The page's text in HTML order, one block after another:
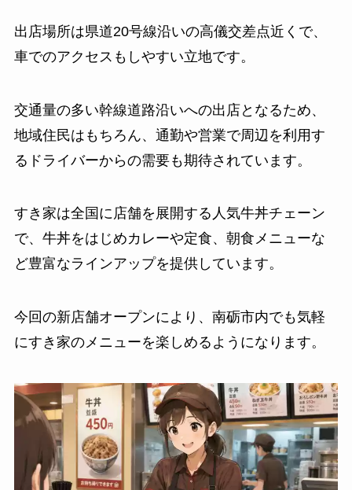
出店場所は県道20号線沿いの高儀交差点近くで、
車でのアクセスもしやすい立地です。
交通量の多い幹線道路沿いへの出店となるため、
地域住民はもちろん、通勤や営業で周辺を利用す
るドライバーからの需要も期待されています。
すき家は全国に店舗を展開する人気牛丼チェーン
で、牛丼をはじめカレーや定食、朝食メニューな
ど豊富なラインアップを提供しています。
今回の新店舗オープンにより、南砺市内でも気軽
にすき家のメニューを楽しめるようになります。